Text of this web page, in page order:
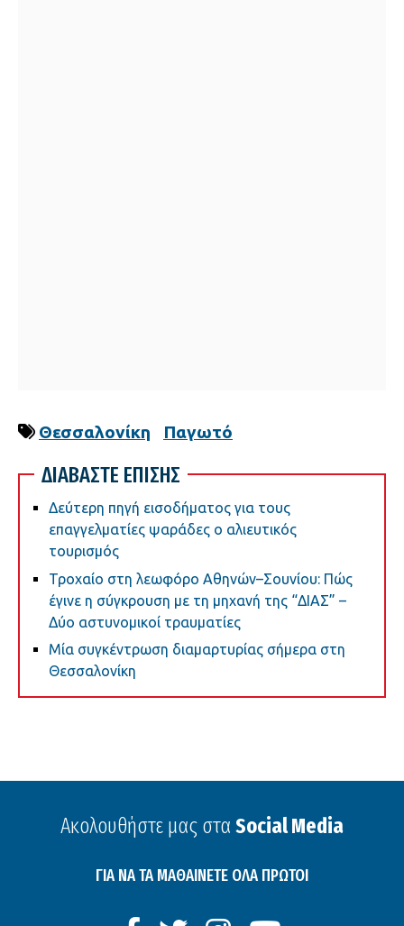
Θεσσαλονίκη Παγωτό
ΔΙΑΒΑΣΤΕ ΕΠΙΣΗΣ
Δεύτερη πηγή εισοδήματος για τους
επαγγελματίες ψαράδες ο αλιευτικός
τουρισμός
Τροχαίο στη λεωφόρο Αθηνών–Σουνίου: Πώς
έγινε η σύγκρουση με τη μηχανή της “ΔΙΑΣ” –
Δύο αστυνομικοί τραυματίες
Μία συγκέντρωση διαμαρτυρίας σήμερα στη
Θεσσαλονίκη
Ακολουθήστε μας στα Social Media
ΓΙΑ ΝΑ ΤΑ ΜΑΘΑΙΝΕΤΕ ΟΛΑ ΠΡΩΤΟΙ